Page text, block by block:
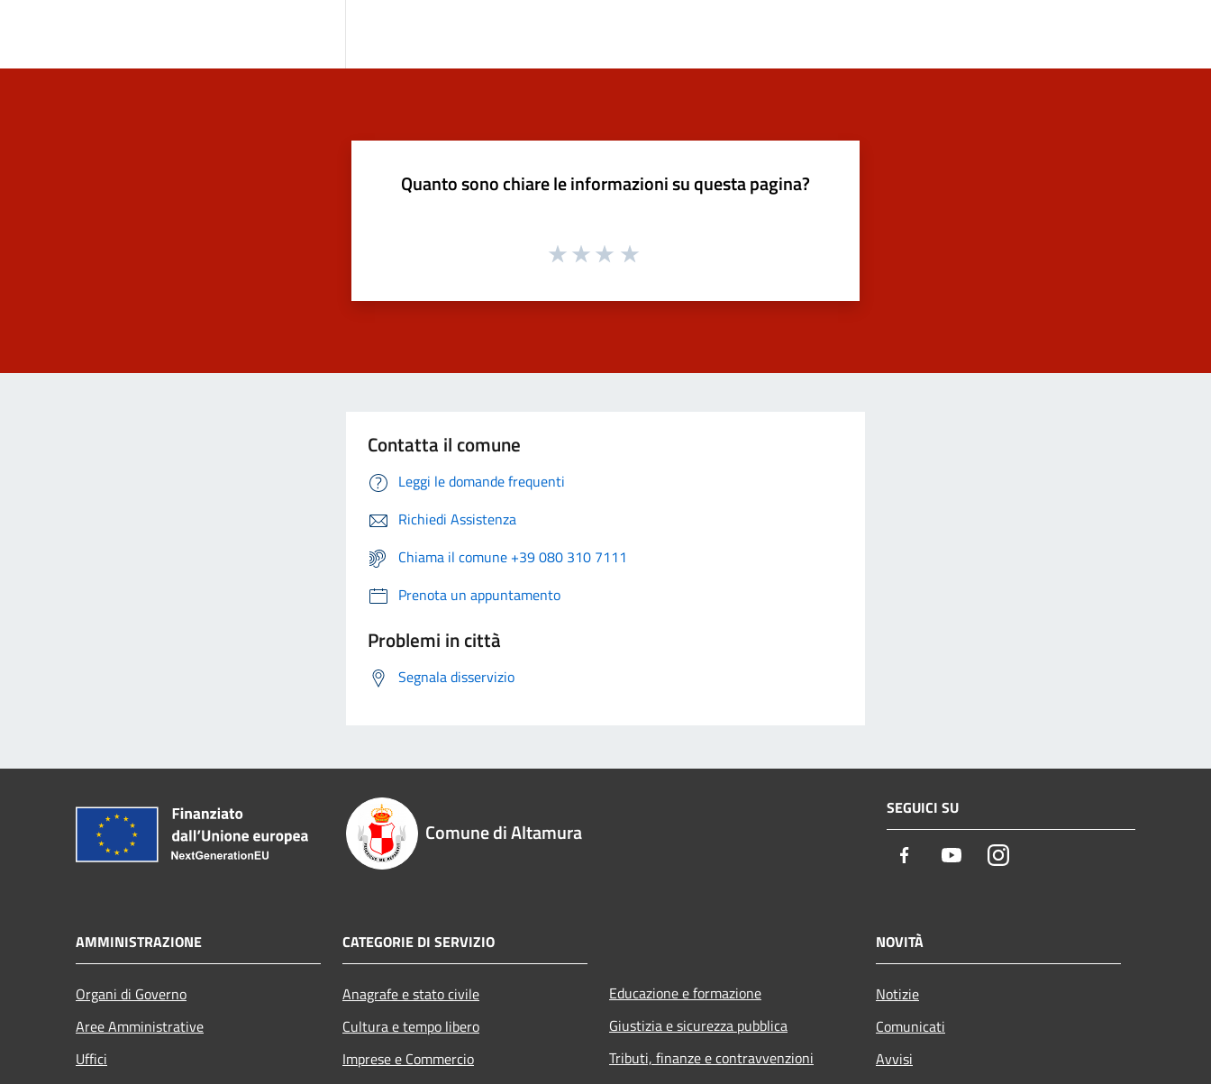
Quanto sono chiare le informazioni su questa pagina?
Contatta il comune
Leggi le domande frequenti
Richiedi Assistenza
Chiama il comune +39 080 310 7111
Prenota un appuntamento
Problemi in città
Segnala disservizio
Comune di Altamura
SEGUICI SU
Facebook YoutubeInstagram
AMMINISTRAZIONE
Organi di Governo
Aree Amministrative
Uffici
CATEGORIE DI SERVIZIO
Anagrafe e stato civile
Cultura e tempo libero
Imprese e Commercio
Educazione e formazione
Giustizia e sicurezza pubblica
Tributi, finanze e contravvenzioni
NOVITÀ
Notizie
Comunicati
Avvisi